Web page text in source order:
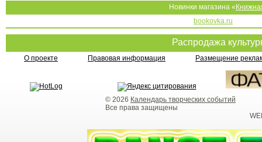
Новинки магазина «
bookovka.ru
Распродажа
О проекте Правовая информация Размещение
© 2026 Календарь творческих событий
Все права защищены